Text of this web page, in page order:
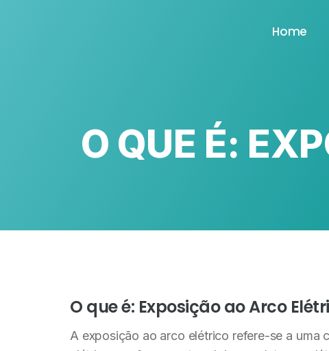
Home
O QUE É:
O que é: Exposição ao Arco
A exposição ao arco elétrico refere-se a